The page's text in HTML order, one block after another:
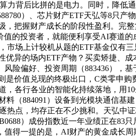
力背后比拼的是电力。同时，降低
）、芯片财产ETF天弘等8只产
把握财产成长的阶段性盈利。完
的投资者，就能便利享受AI赛道
场上计较机从题的ETF基金仅有
异的场内ETF产物？买卖矫捷、
险偏好、投资周期（883436），
价值兑现的终极出口，C类零申
各行各业的智能化持续落地，用
（884091）设备到光模块通信基
点，均存正在不少挑和。天弘中
）成份指数近一年业绩正在83
得一提的是，AI财产的黄金成长周